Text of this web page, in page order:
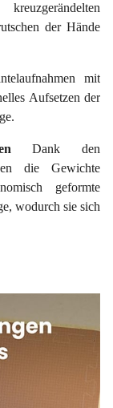
der Hände
mit
Aufsetzen der
Dank den
die Gewichte
geformte
wodurch sie sich